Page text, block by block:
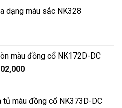
dạng màu sắc NK328
màu đồng cổ NK172D-DC
tủ màu đồng cổ NK373D-DC